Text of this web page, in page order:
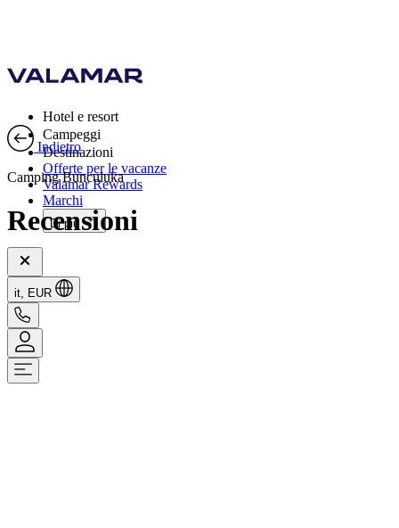
Hotel e resort
Campeggi
Destinazioni
Offerte per le vacanze
Valamar Rewards
Marchi
Di più
it, EUR
Indietro
Camping Bunculuka
Recensioni